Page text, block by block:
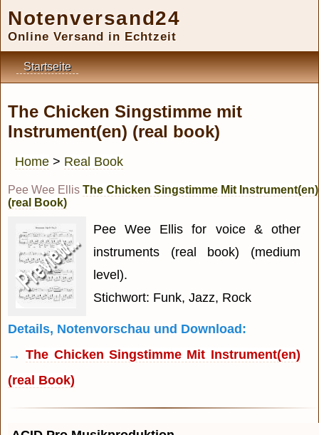
Notenversand24
Online Versand in Echtzeit
Startseite
The Chicken Singstimme mit
Instrument(en) (real book)
Home > Real Book
Pee Wee Ellis The Chicken Singstimme Mit Instrument(en)
(real Book)
Pee Wee Ellis for voice & other
instruments (real book) (medium
level).
Stichwort: Funk, Jazz, Rock
Details, Notenvorschau und Download:
→The Chicken Singstimme Mit Instrument(en)
(real Book)